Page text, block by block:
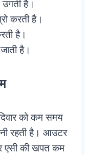
है।
करती है।
है।
है।
को कम समय
रहती है। आउटर
एसी की खपत कम